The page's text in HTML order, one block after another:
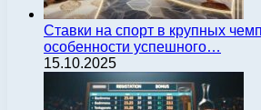
Ставки на спорт в крупных
особенности успешного…
15.10.2025